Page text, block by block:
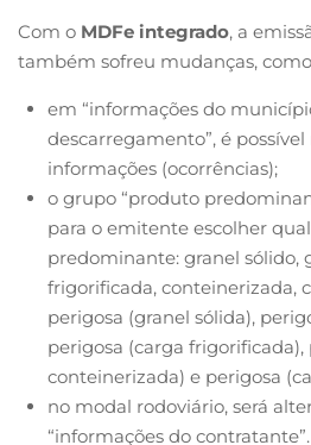
Com o MDFe integrado, a
também sofreu mudanças,
em “informações do
descarregamento”, é
informações (ocorrências);
o grupo “produto
para o emitente escolher
predominante: granel sólido,
frigorificada, conteinerizada,
perigosa (granel sólida),
perigosa (carga frigorificada),
conteinerizada) e perigosa
no modal rodoviário, será
“informações do